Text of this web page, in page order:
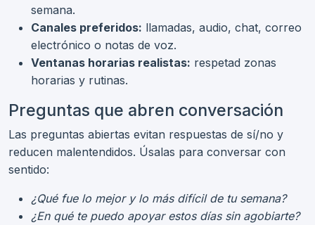
semana.
Canales preferidos: llamadas, audio, chat, correo
electrónico o notas de voz.
Ventanas horarias realistas: respetad zonas
horarias y rutinas.
Preguntas que abren conversación
Las preguntas abiertas evitan respuestas de sí/no y
reducen malentendidos. Úsalas para conversar con
sentido:
¿Qué fue lo mejor y lo más difícil de tu semana?
¿En qué te puedo apoyar estos días sin agobiarte?